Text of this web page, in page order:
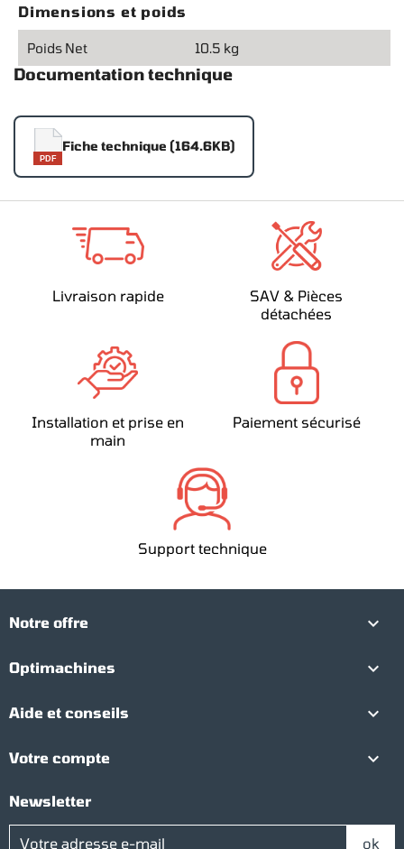
Dimensions et poids
Poids Net 10.5 kg
Documentation technique
PDF
Fiche technique (164.6KB)
Livraison rapide
SAV & Pièces
détachées
Installation et prise en
main
Paiement sécurisé
Support technique
Notre offre 
Optimachines 
Aide et conseils 
Votre compte 
Newsletter